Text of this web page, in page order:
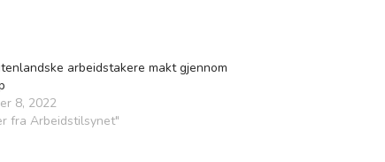
arbeidstakere makt gjennom
8, 2022
fra Arbeidstilsynet"